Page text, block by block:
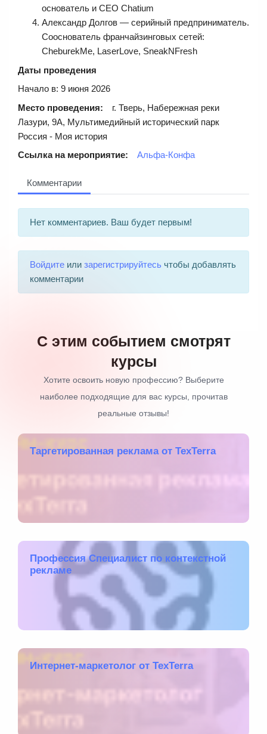
основатель и СЕО Chatium
Александр Долгов — серийный предприниматель.
Сооснователь франчайзинговых сетей:
CheburekMe, LaserLove, SneakNFresh
Даты проведения
Начало в: 9 июня 2026
Место проведения:
г. Тверь, Набережная реки
Лазури, 9А, Мультимедийный исторический парк
Россия - Моя история
Ссылка на мероприятие:
Альфа‑Конфа
Комментарии
Нет комментариев. Ваш будет первым!
Войдитеили зарегистрируйтесь чтобы добавлять
комментарии
С этим событием смотрят
курсы
Хотите освоить новую профессию? Выберите
наиболее подходящие для вас курсы, прочитав
реальные отзывы!
Tаргетированная реклама от TexTerra
Профессия Специалист по контекстной
рекламе
Интернет-маркетолог от TexTerra